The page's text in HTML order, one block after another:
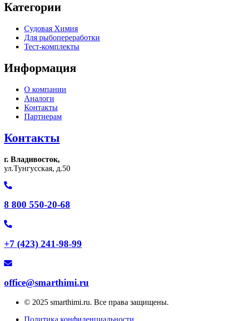
Категории
Судовая Химия
Для рыбопереработки
Тест-комплекты
Информация
О компании
Аналоги
Контакты
Партнерам
Контакты
г. Владивосток,
ул.Тунгусская, д.50
8 800 550-20-68
+7 (423) 241-98-99
office@smarthimi.ru
© 2025 smarthimi.ru. Все права защищены.
Политика конфиденциальности